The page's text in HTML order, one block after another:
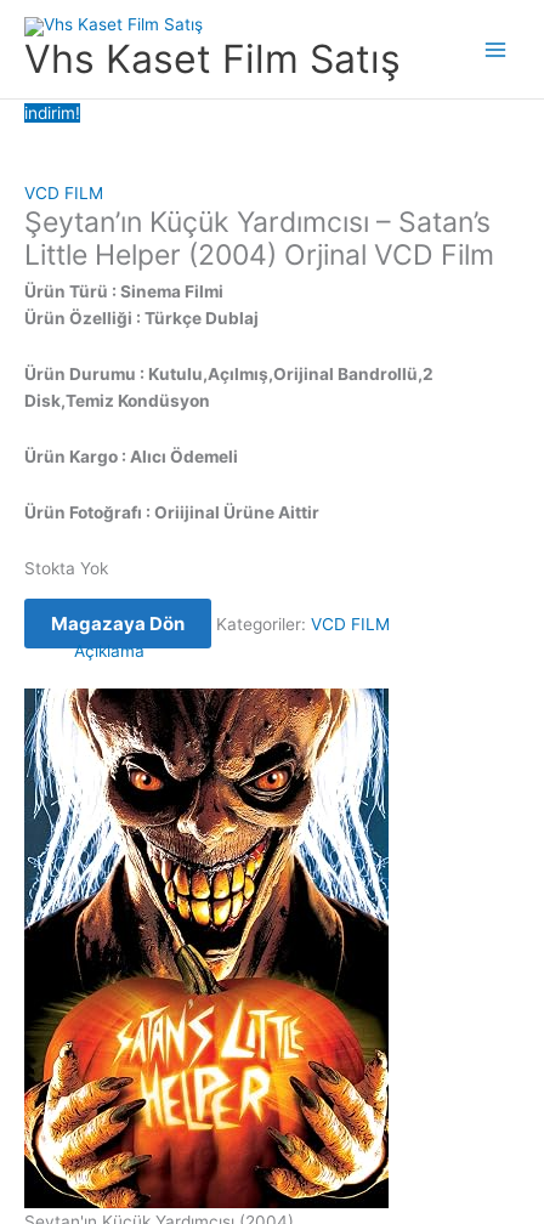
atlaVhs Kaset Film Satış
indirim!
VCD FILM
Şeytan’ın Küçük Yardımcısı – Satan’s
Little Helper (2004) Orjinal VCD Film
Ürün Türü : Sinema Filmi
Ürün Özelliği : Türkçe Dublaj
Ürün Durumu : Kutulu,Açılmış,Orijinal Bandrollü,2
Disk,Temiz Kondüsyon
Ürün Kargo : Alıcı Ödemeli
Ürün Fotoğrafı : Oriijinal Ürüne Aittir
Stokta Yok
Magazaya Dön Kategoriler: VCD FILM
Açıklama